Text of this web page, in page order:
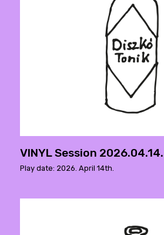
VINYL Session 2026.04.14.
Play date: 2026. April 14th.